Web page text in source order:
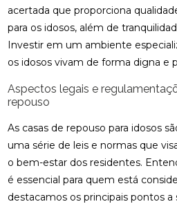
acertada que proporciona
para os idosos, além de
Investir em um ambiente
os idosos vivam de forma digna e
Aspectos legais e
repouso
As casas de repouso para idosos
uma série de leis e normas que
o bem-estar dos residentes.
é essencial para quem está
destacamos os principais pontos a